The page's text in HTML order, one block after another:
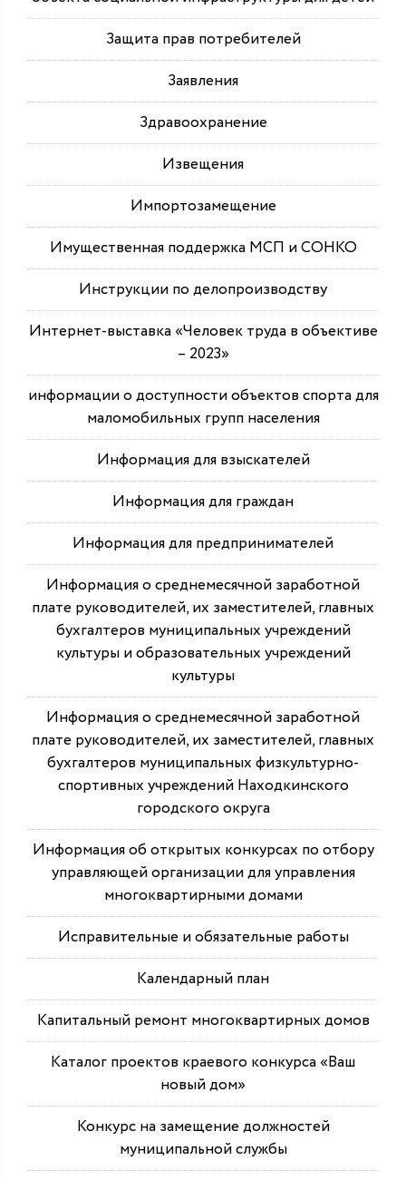
Защита прав потребителей
Заявления
Здравоохранение
Извещения
Импортозамещение
Имущественная поддержка МСП и СОНКО
Инструкции по делопроизводству
Интернет-выставка «Человек труда в объективе
– 2023»
информации о доступности объектов спорта для
маломобильных групп населения
Информация для взыскателей
Информация для граждан
Информация для предпринимателей
Информация о среднемесячной заработной
плате руководителей, их заместителей, главных
бухгалтеров муниципальных учреждений
культуры и образовательных учреждений
культуры
Информация о среднемесячной заработной
плате руководителей, их заместителей, главных
бухгалтеров муниципальных физкультурно-
спортивных учреждений Находкинского
городского округа
Информация об открытых конкурсах по отбору
управляющей организации для управления
многоквартирными домами
Исправительные и обязательные работы
Календарный план
Капитальный ремонт многоквартирных домов
Каталог проектов краевого конкурса «Ваш
новый дом»
Конкурс на замещение должностей
муниципальной службы